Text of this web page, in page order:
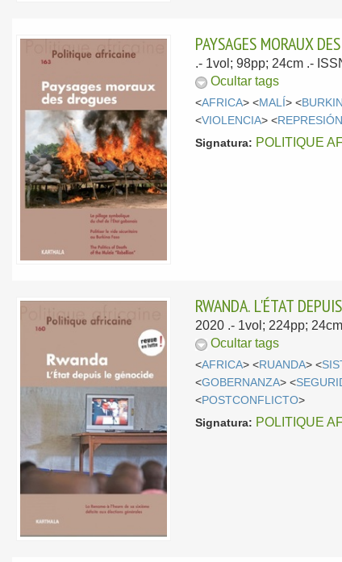
PAYSAGES MORAUX
.- 1vol; 98pp; 24cm .-
Ocultar tags
<AFRICA> <MALÍ> <
<VIOLENCIA> <
Signatura: POLITIQUE
RWANDA. L'ÉTAT
2020 .- 1vol; 224pp;
Ocultar tags
<AFRICA> <RUANDA> <
<GOBERNANZA> <
<POSTCONFLICTO>
Signatura: POLITIQUE